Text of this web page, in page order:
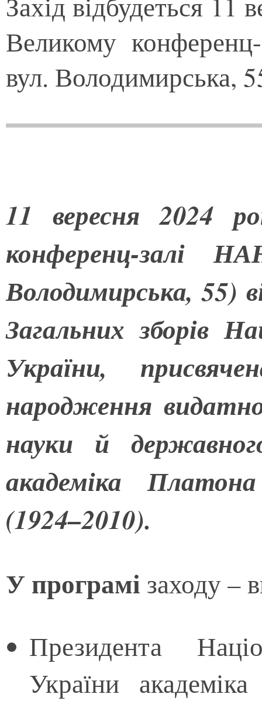
Великому
вул. Володимирська,
11 вересня 2024
конференц-залі
Володимирська, 55)
Загальних зборів
України,
народження
науки й
академіка
(1924–2010).
У програмі заходу –
Президента
України